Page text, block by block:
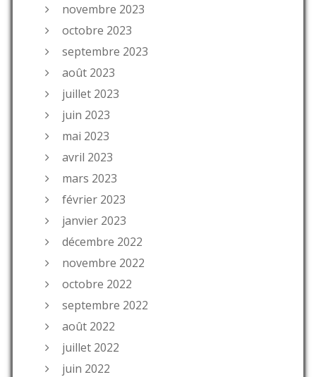
novembre 2023
octobre 2023
septembre 2023
août 2023
juillet 2023
juin 2023
mai 2023
avril 2023
mars 2023
février 2023
janvier 2023
décembre 2022
novembre 2022
octobre 2022
septembre 2022
août 2022
juillet 2022
juin 2022